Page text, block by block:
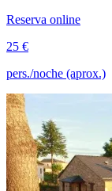
Reserva online
25 €
pers./noche (aprox.)